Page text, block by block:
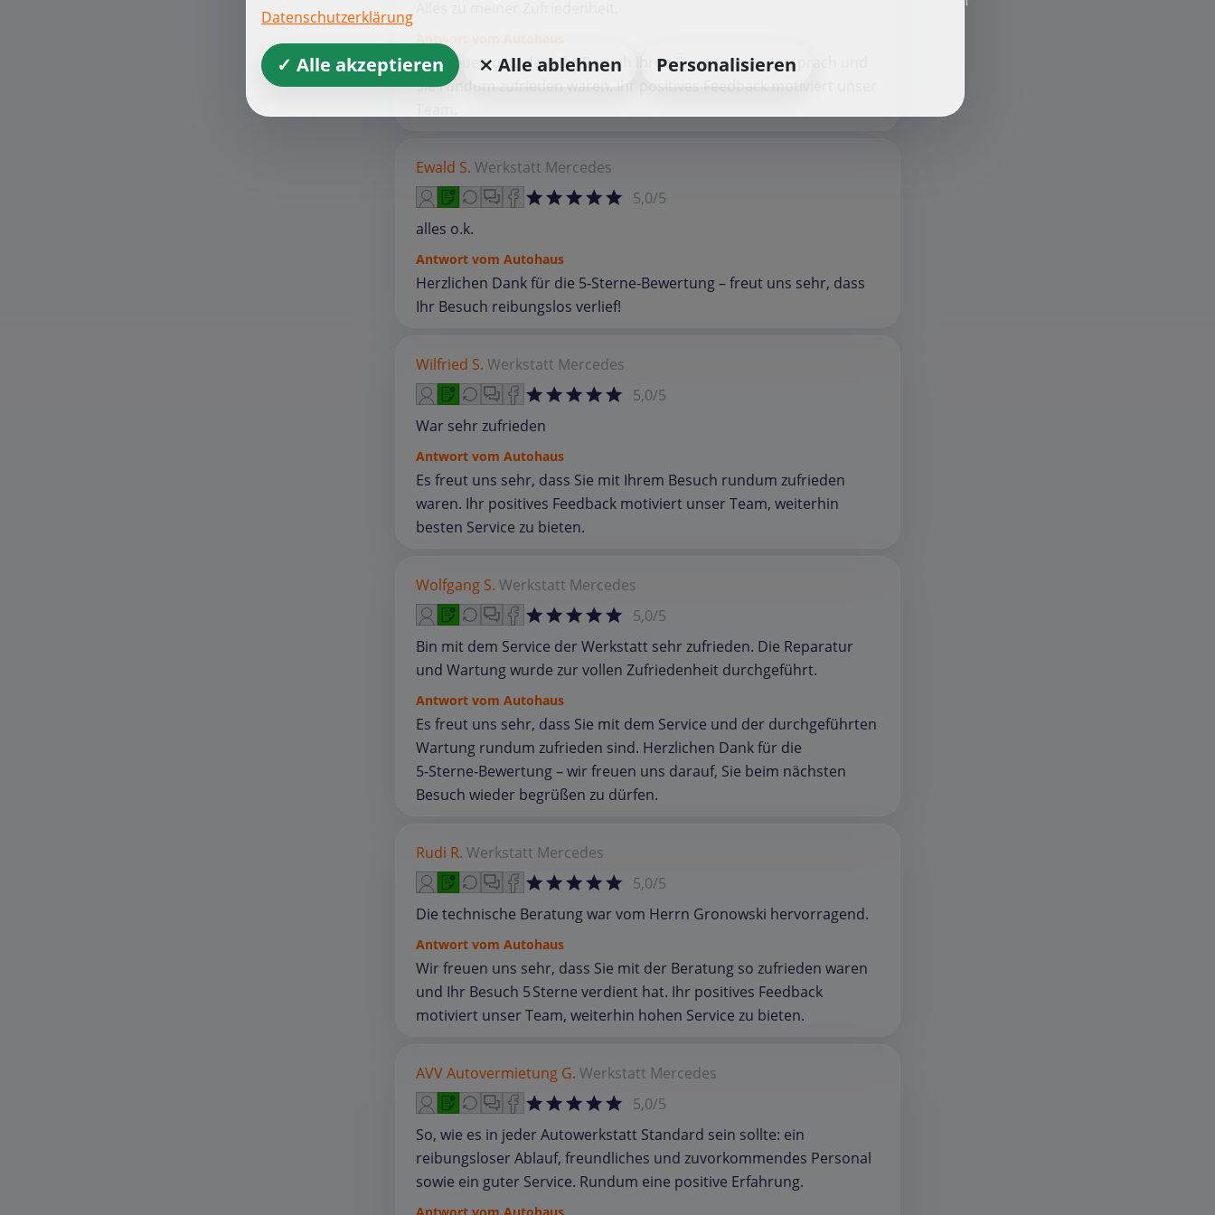
Wir freuen uns, dass Ihr Besuch Ihren Erwartungen entsprach und
Sie rundum zufrieden waren. Ihr positives Feedback motiviert unser
Ewald S. Werkstatt Mercedes
5,0/5
alles o.k.
Antwort vom Autohaus
Herzlichen Dank für die 5‑Sterne‑Bewertung – freut uns sehr, dass
Ihr Besuch reibungslos verlief!
Wilfried S. Werkstatt Mercedes
5,0/5
War sehr zufrieden
Antwort vom Autohaus
Es freut uns sehr, dass Sie mit Ihrem Besuch rundum zufrieden
waren. Ihr positives Feedback motiviert unser Team, weiterhin
besten Service zu bieten.
Wolfgang S. Werkstatt Mercedes
5,0/5
Bin mit dem Service der Werkstatt sehr zufrieden. Die Reparatur
und Wartung wurde zur vollen Zufriedenheit durchgeführt.
Antwort vom Autohaus
Es freut uns sehr, dass Sie mit dem Service und der durchgeführten
Wartung rundum zufrieden sind. Herzlichen Dank für die
5‑Sterne‑Bewertung – wir freuen uns darauf, Sie beim nächsten
Besuch wieder begrüßen zu dürfen.
Rudi R. Werkstatt Mercedes
5,0/5
Die technische Beratung war vom Herrn Gronowski hervorragend.
Antwort vom Autohaus
Wir freuen uns sehr, dass Sie mit der Beratung so zufrieden waren
und Ihr Besuch 5 Sterne verdient hat. Ihr positives Feedback
motiviert unser Team, weiterhin hohen Service zu bieten.
AVV Autovermietung G. Werkstatt Mercedes
5,0/5
So, wie es in jeder Autowerkstatt Standard sein sollte: ein
reibungsloser Ablauf, freundliches und zuvorkommendes Personal
sowie ein guter Service. Rundum eine positive Erfahrung.
Datenschutzerklärung
✓ Alle akzeptieren ⨯ Alle ablehnen Personalisieren